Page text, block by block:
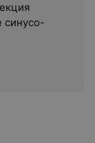
синусо-